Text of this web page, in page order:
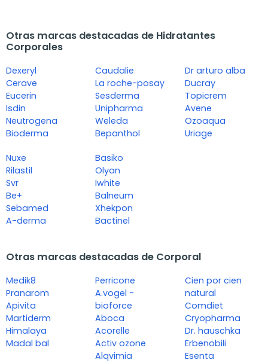
Otras marcas destacadas de Hidratantes
Corporales
Dexeryl
Cerave
Eucerin
Isdin
Neutrogena
Bioderma
Caudalie
La roche-posay
Sesderma
Unipharma
Weleda
Bepanthol
Dr arturo alba
Ducray
Topicrem
Avene
Ozoaqua
Uriage
Nuxe
Rilastil
Svr
Be+
Sebamed
A-derma
Basiko
Olyan
Iwhite
Balneum
Xhekpon
Bactinel
Otras marcas destacadas de Corporal
Medik8
Pranarom
Apivita
Martiderm
Himalaya
Madal bal
Perricone
A.vogel -
bioforce
Aboca
Acorelle
Activ ozone
Alqvimia
Cien por cien
natural
Comdiet
Cryopharma
Dr. hauschka
Erbenobili
Esenta